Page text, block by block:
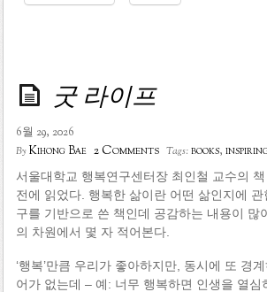
굿 라이프
6월 29, 2026
ByKihong Bae 2 Comments Tags:books,
서울대학교 행복연구센터장 최인철 교수의 책
전에 읽었다. 행복한 삶이란 어떤 삶인지에
구를 기반으로 쓴 책인데 공감하는 내용이 많
의 차원에서 몇 자 적어본다.
‘행복’만큼 우리가 좋아하지만, 동시에 또 경
어가 없는데 – 예: 너무 행복하면 인생을 열심